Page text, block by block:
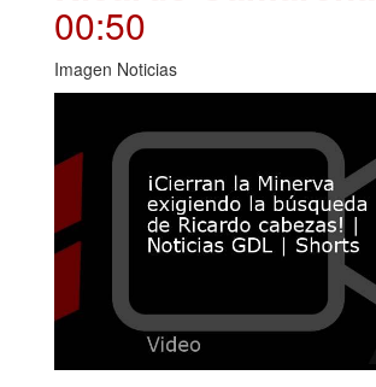
00:50
Imagen Noticias